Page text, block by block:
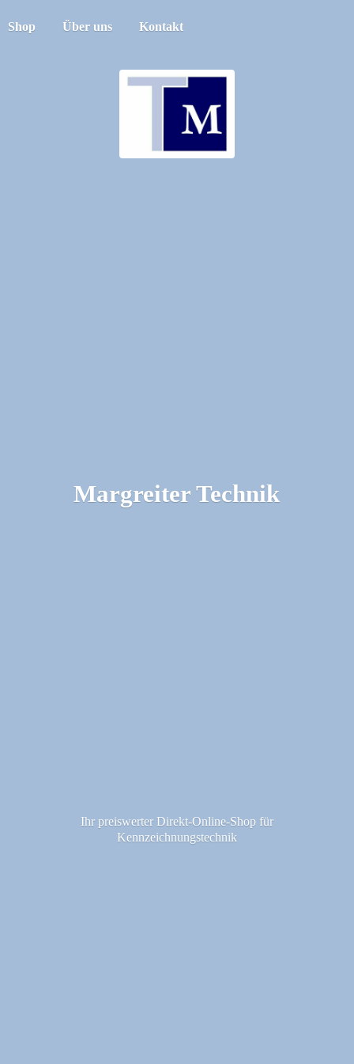
Shop Über uns Kontakt
Margreiter Technik
Ihr preiswerter Direkt-Online-Shop für
Kennzeichnungstechnik